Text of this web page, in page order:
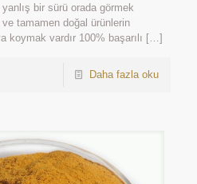
bir sürü orada görmek
tamamen doğal ürünlerin
koymak vardır 100% başarılı […]
Daha fazla oku